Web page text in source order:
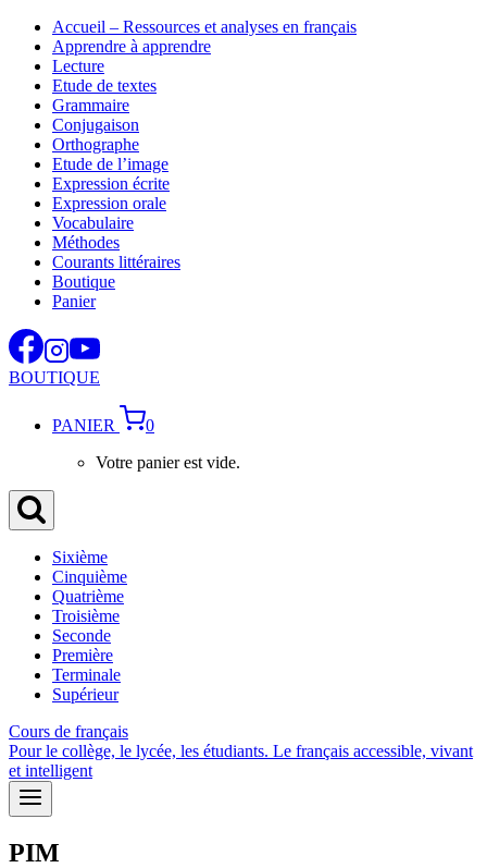
Aller
contenu
Accueil – Ressources et analyses en français
Apprendre à apprendre
Lecture
Etude de textes
Grammaire
Conjugaison
Orthographe
Etude de l’image
Expression écrite
Expression orale
Vocabulaire
Méthodes
Courants littéraires
Boutique
Panier
BOUTIQUE
PANIER
0
Votre panier est vide.
Sixième
Cinquième
Quatrième
Troisième
Seconde
Première
Terminale
Supérieur
Cours de français
Pour le collège, le lycée, les étudiants. Le français accessible, vivant
et intelligent
PIM